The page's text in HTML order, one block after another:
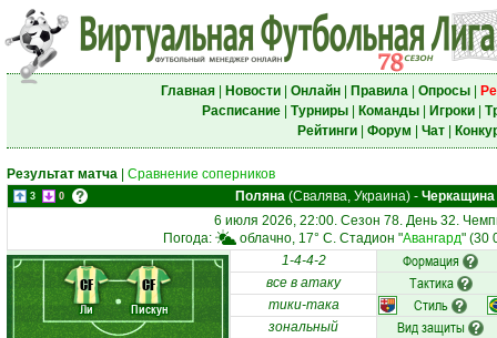
Главная| Новости| Онлайн| Правила| Опросы|
Расписание| Турниры| Команды| Игроки|
Рейтинги| Форум Чат|
Результат матча Сравнение соперников
3 0 Поляна(Свалява, Украина)- Черкащина
6 июля 2026, 22:00. Сезон 78. День 32.
Погода:
облачно, 17° C. Стадион "Авангард" (30
Ли Пискун
CF CF
1-4-4-2 Формация
все в атаку Тактика
тики-така Стиль
зональный Вид защиты